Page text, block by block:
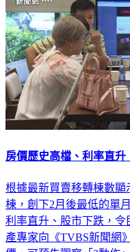
房價歷史高檔、利率直
根據最新買賣移轉棟數顯
棟，創下2月後最低的單
利率直升、股市下跌，
產專家向《TVBS新聞網